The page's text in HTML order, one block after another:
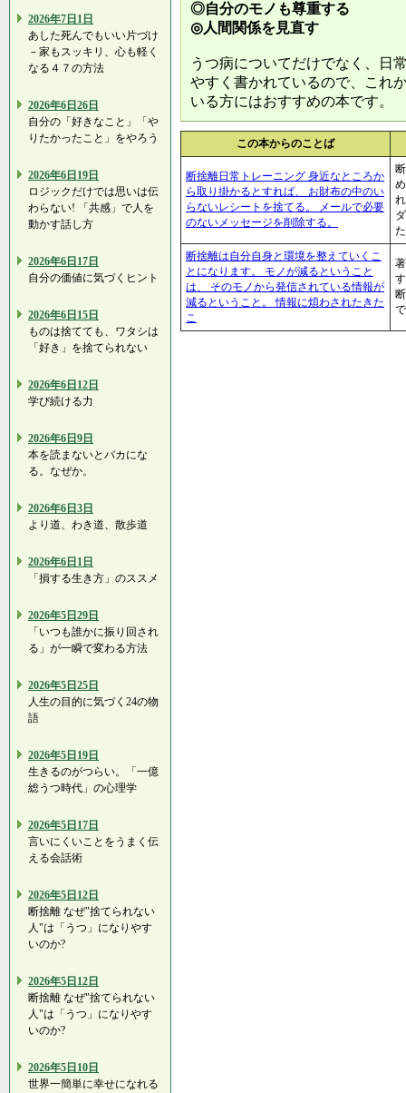
2026年7日1日
あした死んでもいい片づけ
－家もスッキリ、心も軽く
なる４７の方法
2026年6日26日
自分の「好きなこと」「や
りたかったこと」をやろう
2026年6日19日
ロジックだけでは思いは伝
わらない! 「共感」で人を
動かす話し方
2026年6日17日
自分の価値に気づくヒント
2026年6日15日
ものは捨てても、ワタシは
「好き」を捨てられない
2026年6日12日
学び続ける力
2026年6日9日
本を読まないとバカにな
る。なぜか。
2026年6日3日
より道、わき道、散歩道
2026年6日1日
「損する生き方」のススメ
2026年5日29日
「いつも誰かに振り回され
る」が一瞬で変わる方法
2026年5日25日
人生の目的に気づく24の物
語
2026年5日19日
生きるのがつらい。「一億
総うつ時代」の心理学
2026年5日17日
言いにくいことをうまく伝
える会話術
2026年5日12日
断捨離 なぜ"捨てられない
人"は「うつ」になりやす
いのか?
2026年5日12日
断捨離 なぜ"捨てられない
人"は「うつ」になりやす
いのか?
2026年5日10日
世界一簡単に幸せになれる
◎自分のモノも尊重する
◎人間関係を見直す
うつ病についてだけでなく、日
やすく書かれているので、これ
いる方にはおすすめの本です。
この本からのことば
断捨離日常トレーニング 身近なところか
ら取り掛かるとすれば、 お財布の中のい
らないレシートを捨てる。 メールで必要
のないメッセージを削除する。
断捨離は自分自身と環境を整えていくこ
とになります。 モノが減るということ
は、 そのモノから発信されている情報が
減るということ。 情報に煩わされたきた
こ